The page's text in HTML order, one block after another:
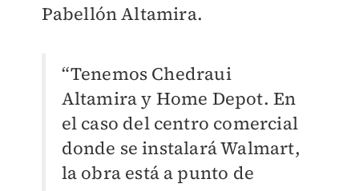
Pabellón Altamira.
“Tenemos Chedraui
Altamira y Home Depot. En
el caso del centro comercial
donde se instalará Walmart,
la obra está a punto de